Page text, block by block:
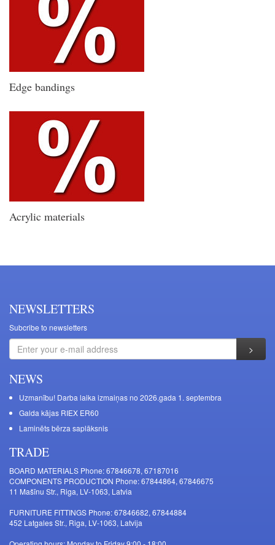
Edge bandings
Acrylic materials
NEWSLETTERS
Subcribe to newsletters
NEWS
Uzmanību! Darba laika izmaiņas no 2026.gada 1. septembra
Galda kājas RIEX ER60
Laminēts bērza saplāksnis
TRADE
BOARD MATERIALS Phone: 67846678, 67187016
COMPONENTS PRODUCTION Phone: 67844864, 67846675
11 Mašīnu Str., Riga, LV-1063, Latvia
FURNITURE FITTINGS Phone: 67846682, 67844884
452 Latgales Str., Riga, LV-1063, Latvija